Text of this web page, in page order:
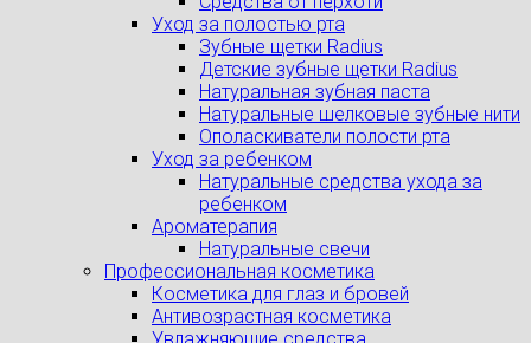
Уход за полостью рта
Зубные щетки Radius
Детские зубные щетки Radius
Натуральная зубная паста
Натуральные шелковые зубные нити
Ополаскиватели полости рта
Уход за ребенком
Натуральные средства ухода за
ребенком
Ароматерапия
Натуральные свечи
Профессиональная косметика
Косметика для глаз и бровей
Антивозрастная косметика